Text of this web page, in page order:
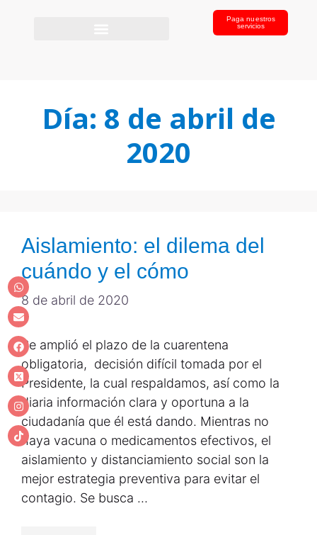
Paga nuestros
servicios
Día: 8 de abril de
2020
Aislamiento: el dilema del
cuándo y el cómo
8 de abril de 2020
Se amplió el plazo de la cuarentena
obligatoria, decisión difícil tomada por el
Presidente, la cual respaldamos, así como la
diaria información clara y oportuna a la
ciudadanía que él está dando. Mientras no
haya vacuna o medicamentos efectivos, el
aislamiento y distanciamiento social son la
mejor estrategia preventiva para evitar el
contagio. Se busca …